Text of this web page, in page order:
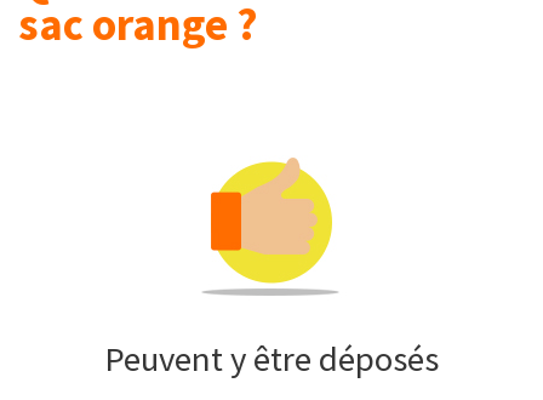
sac orange ?
Peuvent y être déposés